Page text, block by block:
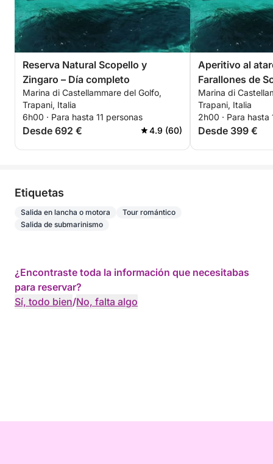
Reserva Natural Scopello y
Zingaro – Día completo
Marina di Castellammare del Golfo,
Trapani, Italia
6h00 · Para hasta 11 personas
Desde 692 € 4.9 (60)
Aperitivo al
Farallones de
personas)
Marina di
Trapani, Italia
2h00 · Para hasta
Desde 399 €
Etiquetas
Salida en lancha o motora
Tour romántico
Salida de submarinismo
¿Encontraste toda la información que necesitabas
para reservar?
Sí, todo bien/No, falta algo